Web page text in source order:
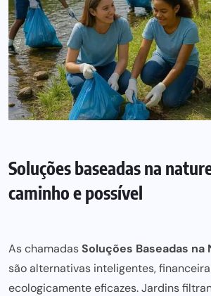
Soluções baseadas na
caminho e possível
As chamadasSoluções Baseadas na
são alternativas inteligentes,
ecologicamente eficazes. Jardins